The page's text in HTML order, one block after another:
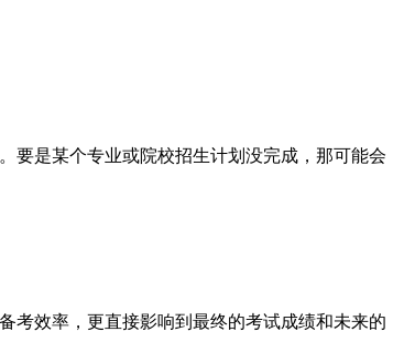
是某个专业或院校招生计划没完成，那可能会
考效率，更直接影响到最终的考试成绩和未来的